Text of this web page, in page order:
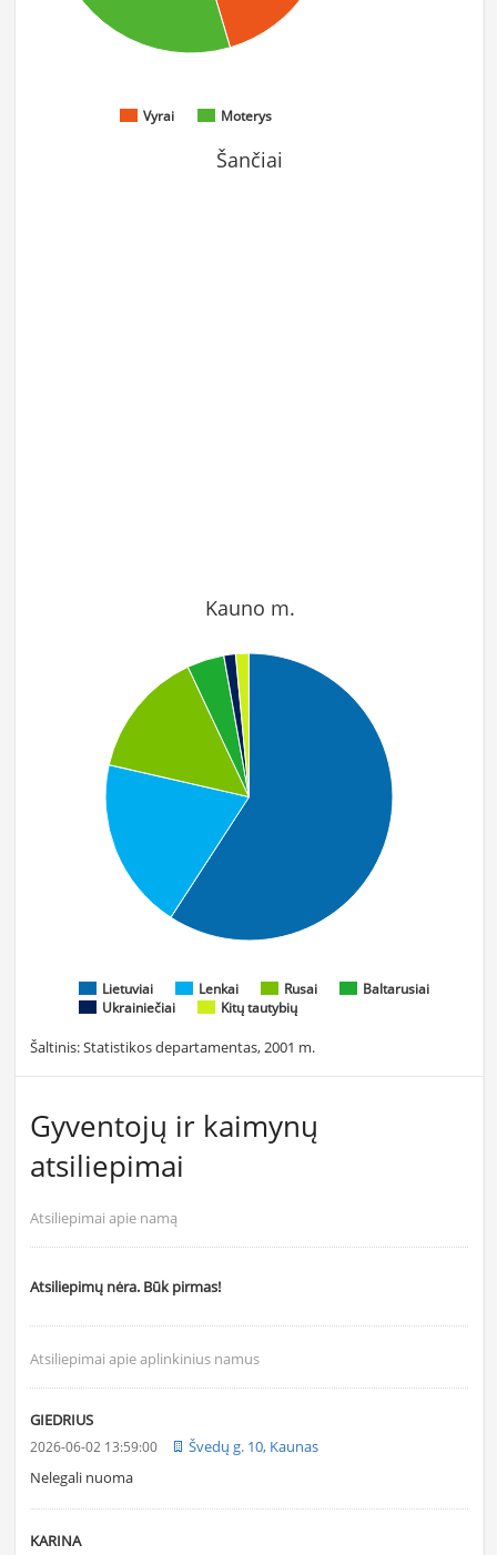
Vyrai Moterys
Šančiai
Kauno m.
Lietuviai Lenkai Rusai
Baltarusiai
Ukrainiečiai
Kitų tautybių
Šaltinis: Statistikos departamentas, 2001 m.
Gyventojų ir kaimynų
atsiliepimai
Atsiliepimai apie namą
Atsiliepimų nėra. Būk pirmas!
Atsiliepimai apie aplinkinius namus
GIEDRIUS
2026-06-02 13:59:00
Švedų g. 10, Kaunas
Nelegali nuoma
KARINA